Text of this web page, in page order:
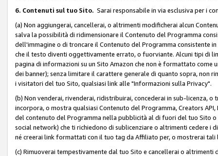
6. Contenuti sul tuo Sito. Sarai responsabile in via esclusiva per i
(a) Non aggiungerai, cancellerai, o altrimenti modificherai alcun
salva la possibilità di ridimensionare il Contenuto del Programma
dell'immagine o di troncare il Contenuto del Programma consistente
che il testo diventi oggettivamente errato, o fuorviante. Alcuni tipi di
pagina di informazioni su un Sito Amazon che non è formattato
dei banner); senza limitare il carattere generale di quanto sopra, non
i visitatori del tuo Sito, qualsiasi link alle "Informazioni sulla Privacy".
(b) Non venderai, rivenderai, ridistribuirai, concederai in sub-licenza,
incorpora, o mostra qualsiasi Contenuto del Programma, Creators
del contenuto del Programma nella pubblicità al di fuori del tuo Sito
social network) che ti richiedono di sublicenziare o altrimenti cedere i
né creerai link formattati con il tuo tag da Affiliato per, o mostrerai tali
(c) Rimuoverai tempestivamente dal tuo Sito e cancellerai o